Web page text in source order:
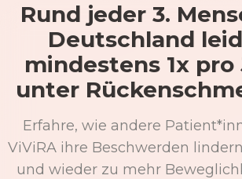
Rund jeder 3.
Deutschland
mindestens 1x pro
unter
Erfahre, wie andere
ViViRA ihre Beschwerden
und wieder zu mehr